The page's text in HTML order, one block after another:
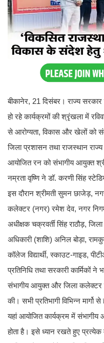
बीकानेर, 21 दिसंबर। राज्य सरकार
हो रहे कार्यक्रमों की श्रृंखला में
से आरोग्यता, विकास और खेलों को
जिला प्रशासन तथा राजस्थान
आयोजित रन को संभागीय आयुक्त
नम्रता वृष्णि ने डॉ. करणी सिंह
इस दौरान श्रीमती सुमन छाजेड़,
कलेक्टर (नगर) रमेश देव, नगर
अधीक्षक चक्रवर्ती सिंह राठौड़,
अधिकारी (शाशि) अनिल बोड़ा,
कॉलेज विद्यार्थी, स्काउट-गाइड,
प्रतिनिधि तथा सरकारी कार्मिकों ने
संभागीय आयुक्त और जिला कलेक्टर
की। सभी प्रतिभागी विभिन्न
यहां आयोजित कार्यक्रम में संभागीय
होता है। इसे ध्यान रखते हुए